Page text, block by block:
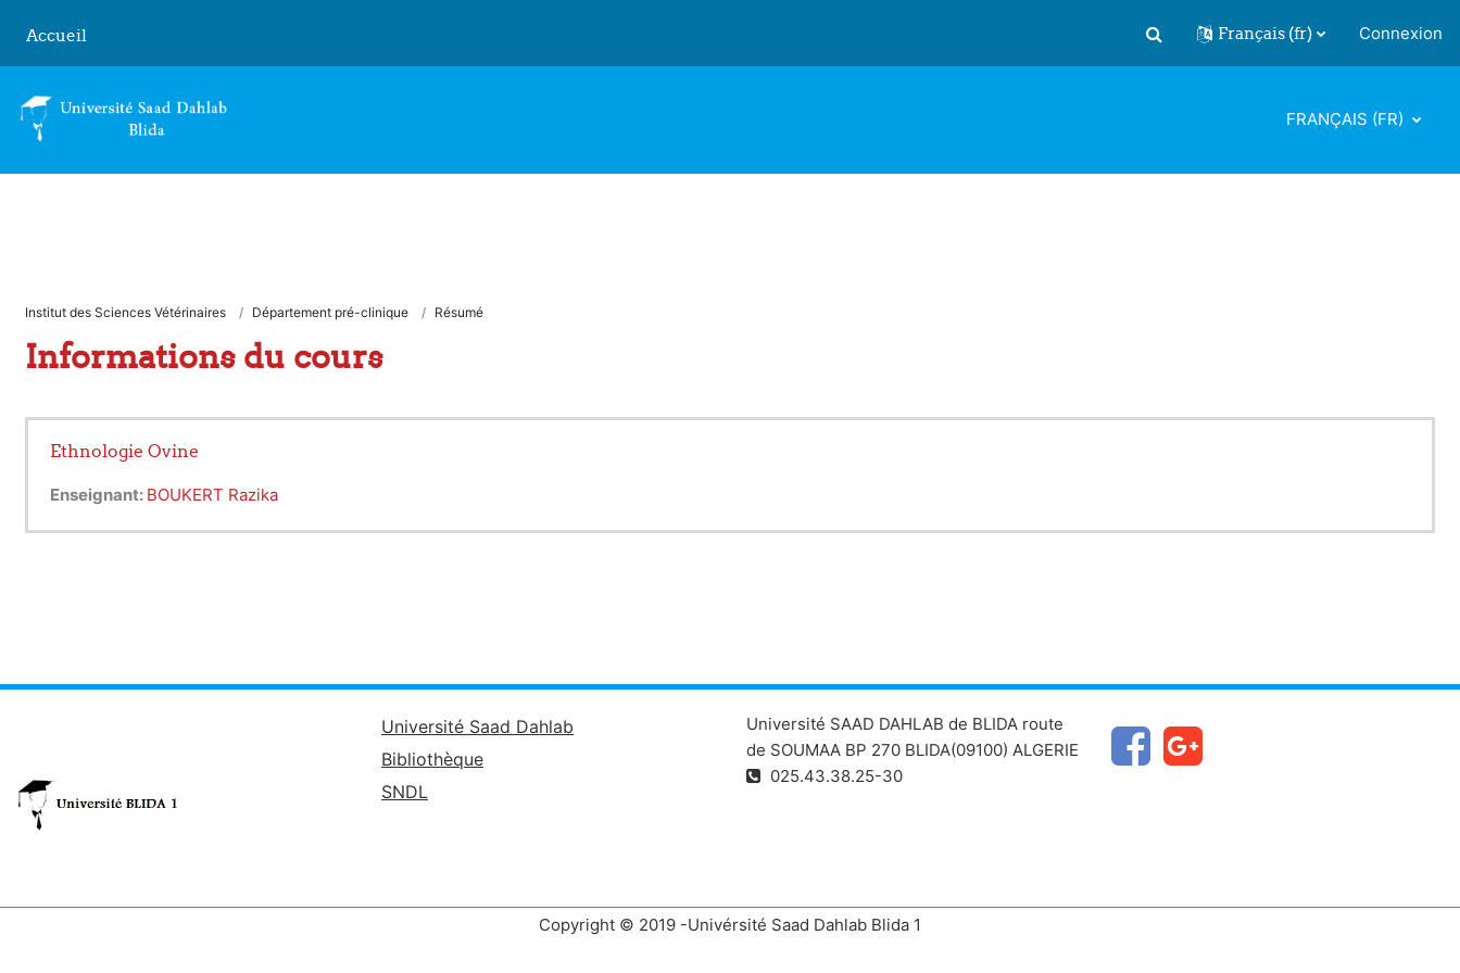
Accueil
Activer/désactiver la saisie de
Français ‎(fr)‎ Connexion
FRANÇAIS ‎(FR)‎
Institut des Sciences Vétérinaires Département pré-clinique Résumé
Informations du cours
Ethnologie Ovine
Enseignant: BOUKERT Razika
Université Saad Dahlab
Bibliothèque
SNDL
Université SAAD DAHLAB de BLIDA route
de SOUMAA BP 270 BLIDA(09100) ALGERIE
025.43.38.25-30
Copyright © 2019 -Univérsité Saad Dahlab Blida 1